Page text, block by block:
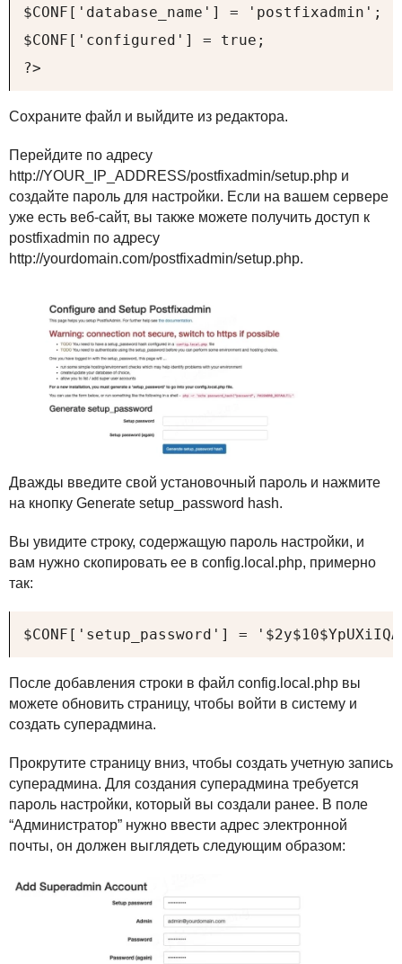
$CONF['database_name'] = 'postfixadmin';
$CONF['configured'] = true;
?>
Сохраните файл и выйдите из редактора.
Перейдите по адресу
http://YOUR_IP_ADDRESS/postfixadmin/setup.php и
создайте пароль для настройки. Если на вашем сервере
уже есть веб-сайт, вы также можете получить доступ к
postfixadmin по адресу
http://yourdomain.com/postfixadmin/setup.php.
Дважды введите свой установочный пароль и нажмите
на кнопку Generate setup_password hash.
Вы увидите строку, содержащую пароль настройки, и
вам нужно скопировать ее в config.local.php, примерно
так:
$CONF['setup_password'] =
После добавления строки в файл config.local.php вы
можете обновить страницу, чтобы войти в систему и
создать суперадмина.
Прокрутите страницу вниз, чтобы создать учетную запись
суперадмина. Для создания суперадмина требуется
пароль настройки, который вы создали ранее. В поле
“Администратор” нужно ввести адрес электронной
почты, он должен выглядеть следующим образом: